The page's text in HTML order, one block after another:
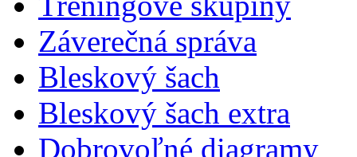
Záverečná správa
Bleskový šach
Bleskový šach extra
Dobrovoľné diagramy